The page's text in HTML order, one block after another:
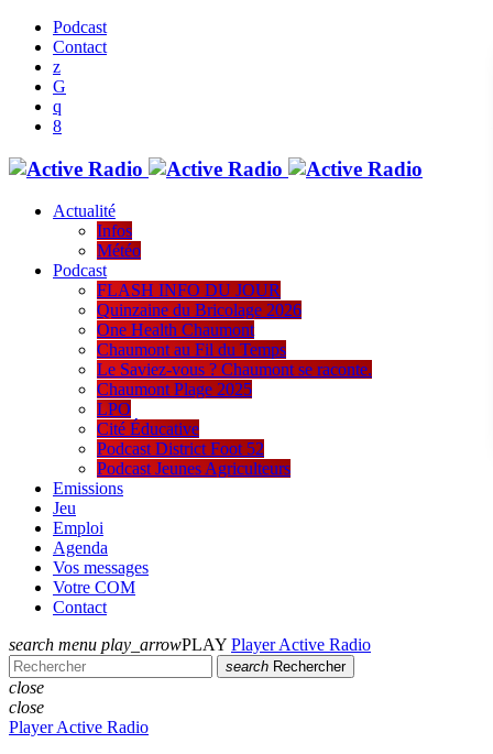
Podcast
Contact
Actualité
Infos
Météo
Podcast
FLASH INFO DU JOUR
Quinzaine du Bricolage 2026
One Health Chaumont
Chaumont au Fil du Temps
Le Saviez-vous ? Chaumont se raconte.
Chaumont Plage 2025
LPO
Cité Éducative
Podcast District Foot 52
Podcast Jeunes Agriculteurs
Emissions
Jeu
Emploi
Agenda
Vos messages
Votre COM
Contact
search menu play_arrowPLAY Player Active Radio
search Rechercher
close
close
Player Active Radio